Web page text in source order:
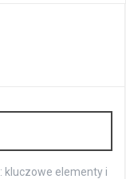
kluczowe elementy i